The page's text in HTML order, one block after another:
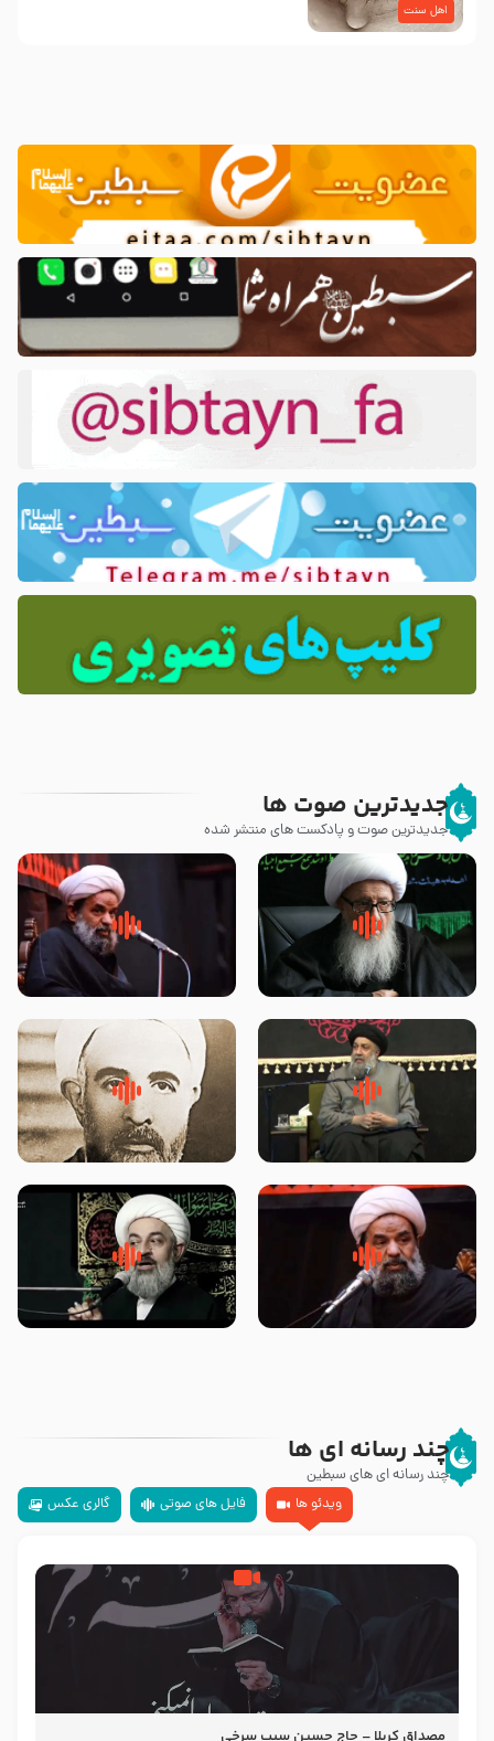
اهل سنت
جدیدترین صوت ها
جدیدترین صوت و پادکست های منتشر شده
زوّار اربعین امام حسین (علیه
السلام) با این اشتیاق به زیارت
روضه جانسوز پاره های جگر امام
حسن مجتبی علیه السلام-حجت
لقب حضرت رقیه سلام الله علیها به
چه معناست – حجت الاسلام علوی
روضه‌ی مجلس یزید ملعون و
اسارت اهل‌بیت علیهم‌السلام –
محدث زاده
سلام جوانی که امام حسین علیه
السلام خودش جوابش را دادند
زیارتی که اسباب رزق زیاد و عمر
طولانی است حجت السلام حسین
چند رسانه ای ها
چند رسانه ای های سبطین
ویدئو ها
فایل های صوتی گالری عکس
مصداق کربلا – حاج حسین سیب سرخی